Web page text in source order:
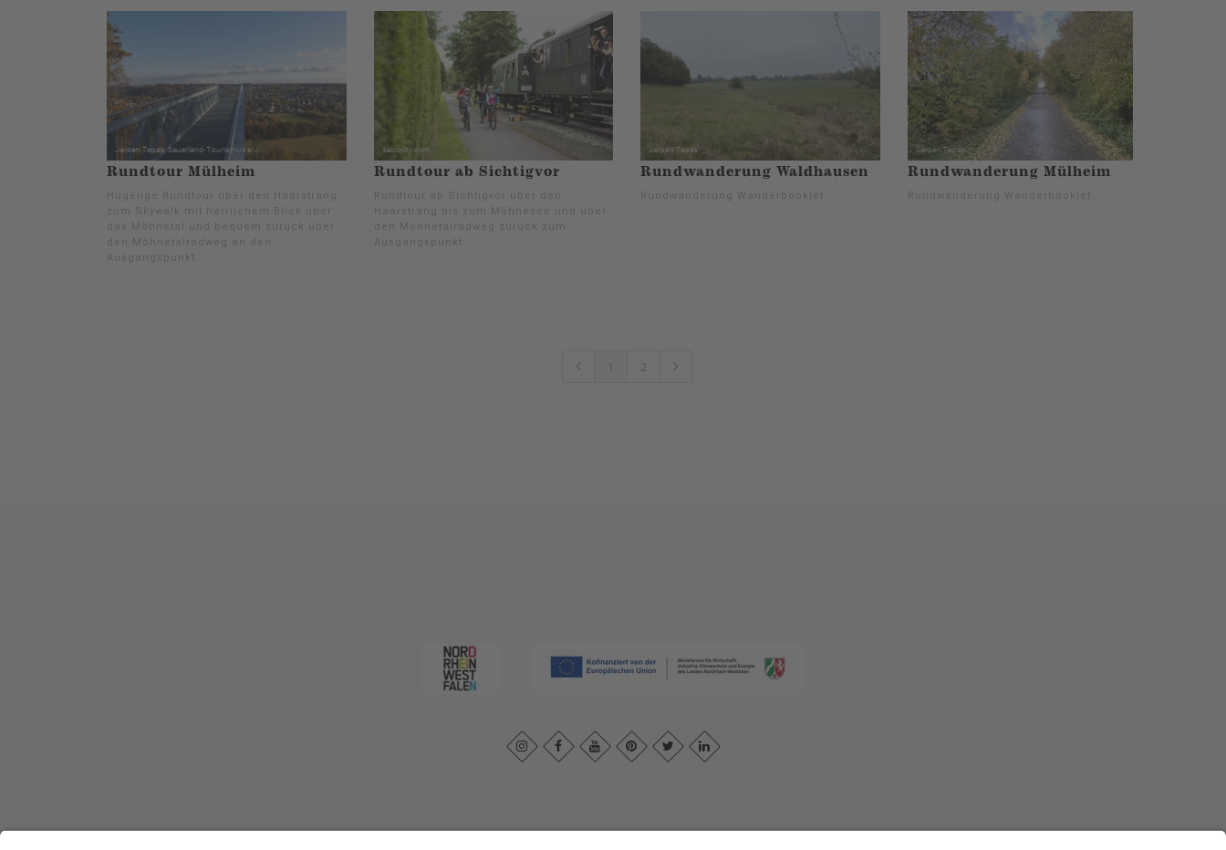
Rundtour Mülheim
Hügelige Rundtour über den Haarstrang
zum Skywalk mit herrlichem Blick über
das Möhnetal und bequem zurück über
den Möhnetalradweg an den
Ausgangspunkt.
Rundtour ab Sichtigvor
Rundtour ab Sichtigvor über den
Haarstrang bis zum Möhnesee und über
den Möhnetalradweg zurück zum
Ausgangspunkt
Rundwanderung Waldhausen
Rundwanderung Wanderbooklet
Rundwanderung Mülheim
Rundwanderung Wanderbooklet
1 2